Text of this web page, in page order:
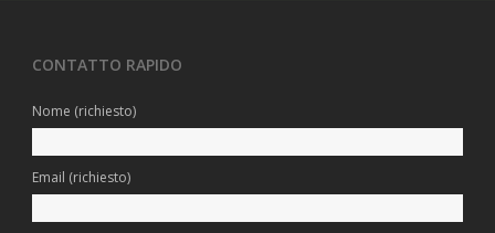
CONTATTO RAPIDO
Nome (richiesto)
Email (richiesto)